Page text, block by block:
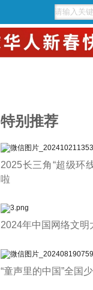
特别推荐
2025长三角“超级环
啦
2024年中国网络文明
“童声里的中国”全国